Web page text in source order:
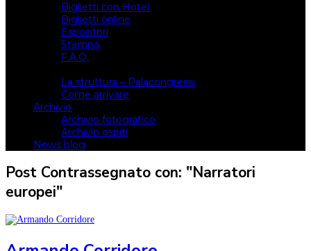
Biglietti con Hotel
Biglietti online
Espositori
Stampa
F.A.Q.
La struttura – Palacongressi
Come arrivare
Archivio
Archivio fotografico
Archivio ospiti
News blog
Post Contrassegnato con: "Narratori
europei"